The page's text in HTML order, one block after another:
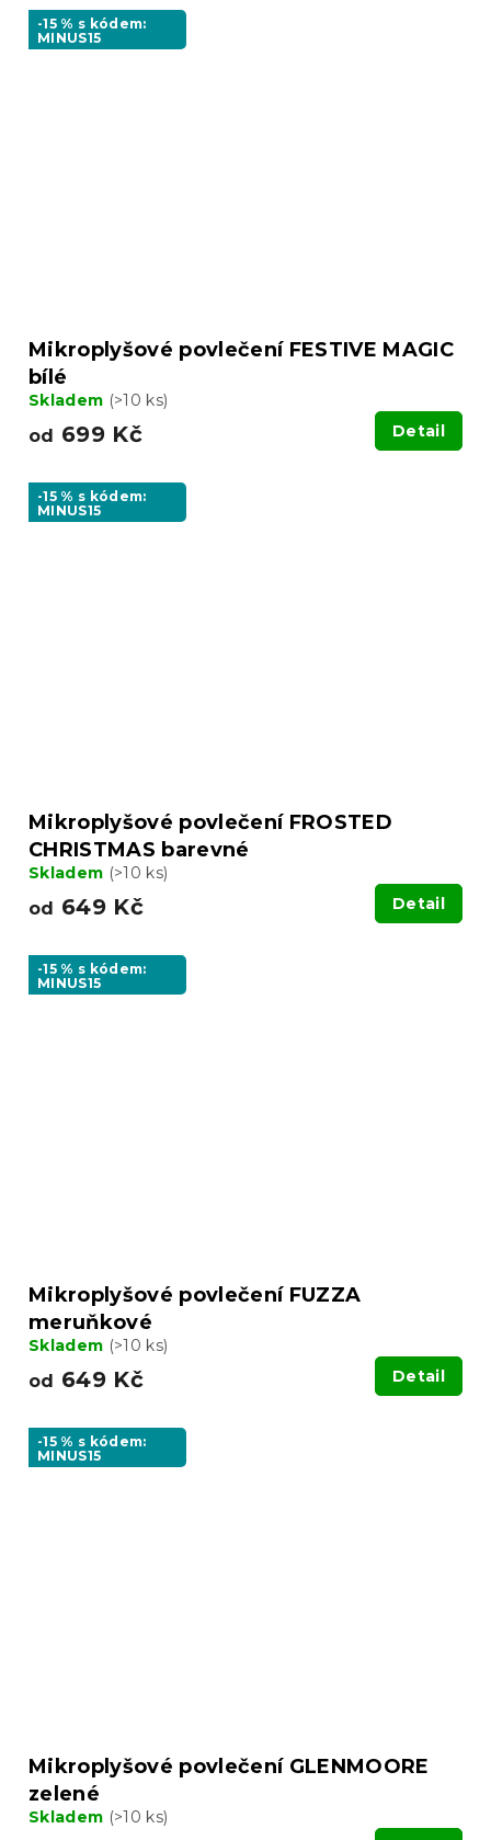
-15 % s kódem:
MINUS15
Mikroplyšové povlečení FESTIVE MAGIC
bílé
Skladem (>10 ks)
od 699 Kč Detail
-15 % s kódem:
MINUS15
Mikroplyšové povlečení FROSTED
CHRISTMAS barevné
Skladem (>10 ks)
od 649 Kč Detail
-15 % s kódem:
MINUS15
Mikroplyšové povlečení FUZZA
meruňkové
Skladem (>10 ks)
od 649 Kč Detail
-15 % s kódem:
MINUS15
Mikroplyšové povlečení GLENMOORE
zelené
Skladem (>10 ks)